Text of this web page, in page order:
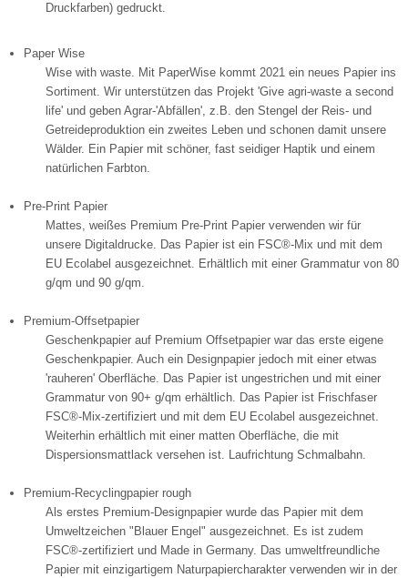
Druckfarben) gedruckt.
Paper Wise
Wise with waste. Mit PaperWise kommt 2021 ein neues Papier ins
Sortiment. Wir unterstützen das Projekt 'Give agri-waste a second
life' und geben Agrar-'Abfällen', z.B. den Stengel der Reis- und
Getreideproduktion ein zweites Leben und schonen damit unsere
Wälder. Ein Papier mit schöner, fast seidiger Haptik und einem
natürlichen Farbton.
Pre-Print Papier
Mattes, weißes Premium Pre-Print Papier verwenden wir für
unsere Digitaldrucke. Das Papier ist ein FSC®-Mix und mit dem
EU Ecolabel ausgezeichnet. Erhältlich mit einer Grammatur von 80
g/qm und 90 g/qm.
Premium-Offsetpapier
Geschenkpapier auf Premium Offsetpapier war das erste eigene
Geschenkpapier. Auch ein Designpapier jedoch mit einer etwas
'rauheren' Oberfläche. Das Papier ist ungestrichen und mit einer
Grammatur von 90+ g/qm erhältlich. Das Papier ist Frischfaser
FSC®-Mix-zertifiziert und mit dem EU Ecolabel ausgezeichnet.
Weiterhin erhältlich mit einer matten Oberfläche, die mit
Dispersionsmattlack versehen ist. Laufrichtung Schmalbahn.
Premium-Recyclingpapier rough
Als erstes Premium-Designpapier wurde das Papier mit dem
Umweltzeichen "Blauer Engel" ausgezeichnet. Es ist zudem
FSC®-zertifiziert und Made in Germany. Das umweltfreundliche
Papier mit einzigartigem Naturpapiercharakter verwenden wir in der